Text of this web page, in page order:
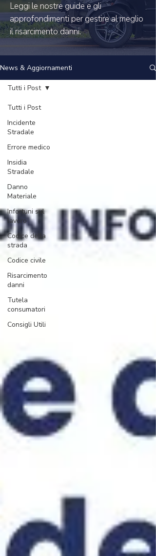
Leggi le nostre guide e gli
approfondimenti per gestire al meglio
il risarcimento danni.
News & Aggiornamenti
Tutti i Post
Incidente
Stradale
Errore medico
Insidia
Stradale
Danno
Materiale
Infortuni sul
lavoro
Codice della
strada
Codice civile
Risarcimento
danni
Tutela
consumatori
Consigli Utili
Tutti i Post